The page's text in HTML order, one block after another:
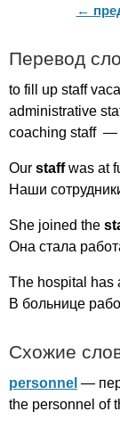
←
Перевод
to fill up staff
administrative
coaching staff—
Our staff was at
Наши
She joined the
Она стала
The hospital has
В больнице
Схожие
personnel —
the personnel of